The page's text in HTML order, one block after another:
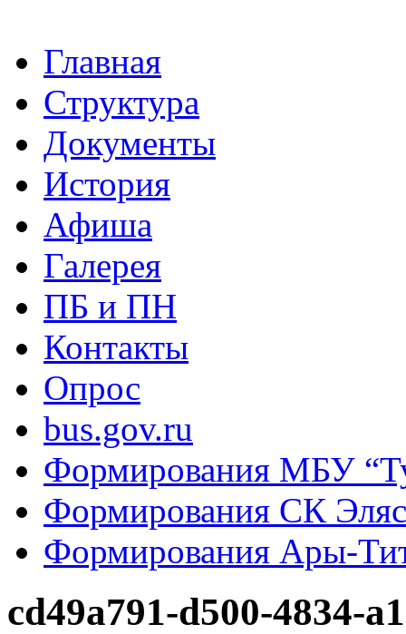
Главная
Структура
Документы
История
Афиша
Галерея
ПБ и ПН
Контакты
Опрос
bus.gov.ru
Формирования МБУ
Формирования СК
Формирования Ары-
cd49a791-d500-4834-